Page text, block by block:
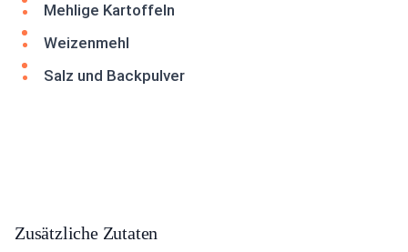
Mehlige Kartoffeln
Weizenmehl
Salz und Backpulver
Zusätzliche Zutaten